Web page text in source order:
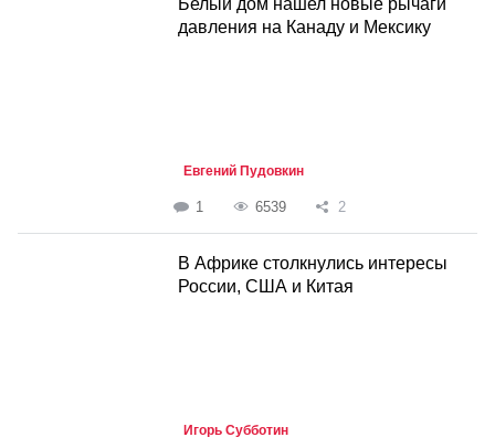
Белый дом нашел новые рычаги
давления на Канаду и Мексику
Евгений Пудовкин
1 6539 2
В Африке столкнулись интересы
России, США и Китая
Игорь Субботин